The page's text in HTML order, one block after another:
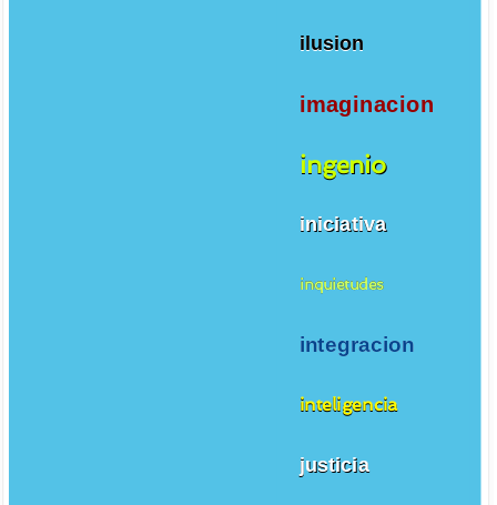
ilusion
imaginacion
ingenio
iniciativa
inquietudes
integracion
inteligencia
justicia